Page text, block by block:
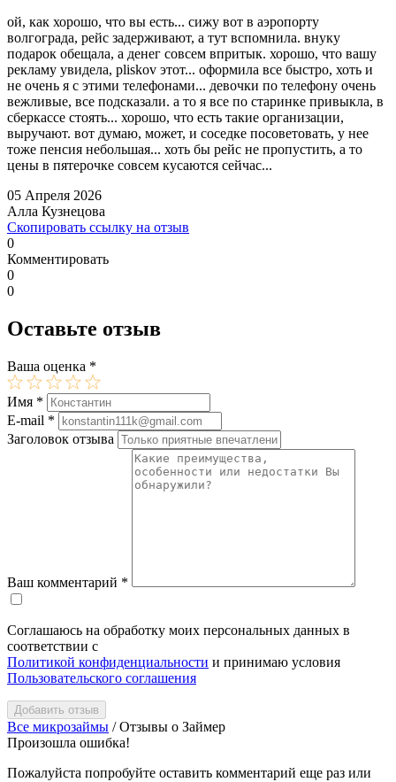
ой, как хорошо, что вы есть... сижу вот в аэропорту
волгограда, рейс задерживают, а тут вспомнила. внуку
подарок обещала, а денег совсем впритык. хорошо, что вашу
рекламу увидела, pliskov этот... оформила все быстро, хоть и
не очень я с этими телефонами... девочки по телефону очень
вежливые, все подсказали. а то я все по старинке привыкла, в
сберкассе стоять... хорошо, что есть такие организации,
выручают. вот думаю, может, и соседке посоветовать, у нее
тоже пенсия небольшая... хоть бы рейс не пропустить, а то
цены в пятерочке совсем кусаются сейчас...
05 Апреля 2026
Алла Кузнецова
Скопировать ссылку на отзыв
0
Комментировать
0
0
Оставьте отзыв
Ваша оценка *
Имя *
E-mail *
Заголовок отзыва
Ваш комментарий *
Соглашаюсь на обработку моих персональных данных в
соответствии с
Политикой конфиденциальности и принимаю условия
Пользовательского соглашения
Добавить отзыв
Все микрозаймы / Отзывы о Займер
Произошла ошибка!
Пожалуйста попробуйте оставить комментарий еще раз или